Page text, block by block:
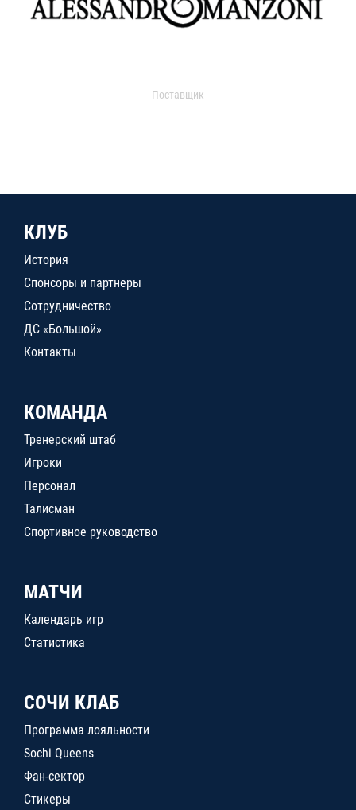
Поставщик
КЛУБ
История
Спонсоры и партнеры
Сотрудничество
ДС «Большой»
Контакты
КОМАНДА
Тренерский штаб
Игроки
Персонал
Талисман
Спортивное руководство
МАТЧИ
Календарь игр
Статистика
СОЧИ КЛАБ
Программа лояльности
Sochi Queens
Фан-сектор
Стикеры